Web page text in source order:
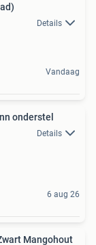
Details
Vandaag
onderstel
Details
6 aug 26
Mangohout